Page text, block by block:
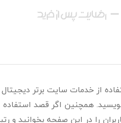
از خدمات سایت برتر دیجیتال
همچنین اگر قصد استفاده
را در این صفحه بخوانید و